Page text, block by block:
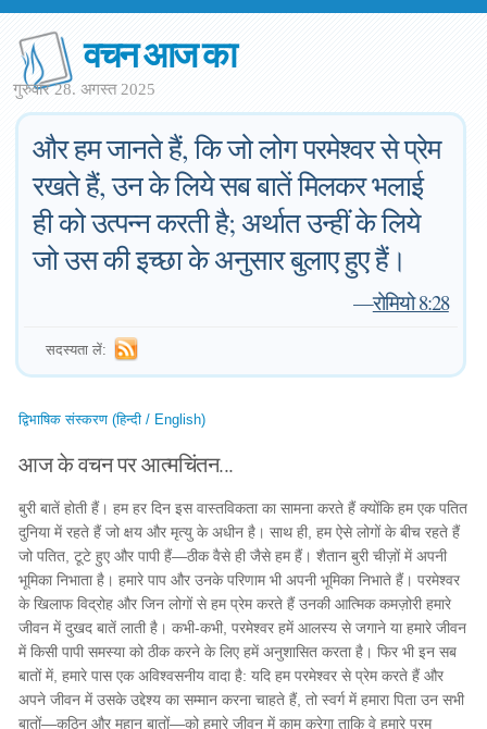
वचन आज का
गुरुवार 28. अगस्त 2025
और हम जानते हैं, कि जो लोग परमेश्वर से प्रेम
रखते हैं, उन के लिये सब बातें मिलकर भलाई
ही को उत्पन्न करती है; अर्थात उन्हीं के लिये
जो उस की इच्छा के अनुसार बुलाए हुए हैं।
—रोमियो 8:28
सदस्यता लें:
द्विभाषिक संस्करण (हिन्दी / English)
आज के वचन पर आत्मचिंतन...
बुरी बातें होती हैं। हम हर दिन इस वास्तविकता का सामना करते हैं क्योंकि हम एक पतित
दुनिया में रहते हैं जो क्षय और मृत्यु के अधीन है। साथ ही, हम ऐसे लोगों के बीच रहते हैं
जो पतित, टूटे हुए और पापी हैं—ठीक वैसे ही जैसे हम हैं। शैतान बुरी चीज़ों में अपनी
भूमिका निभाता है। हमारे पाप और उनके परिणाम भी अपनी भूमिका निभाते हैं। परमेश्वर
के खिलाफ विद्रोह और जिन लोगों से हम प्रेम करते हैं उनकी आत्मिक कमज़ोरी हमारे
जीवन में दुखद बातें लाती है। कभी-कभी, परमेश्वर हमें आलस्य से जगाने या हमारे जीवन
में किसी पापी समस्या को ठीक करने के लिए हमें अनुशासित करता है। फिर भी इन सब
बातों में, हमारे पास एक अविश्वसनीय वादा है: यदि हम परमेश्वर से प्रेम करते हैं और
अपने जीवन में उसके उद्देश्य का सम्मान करना चाहते हैं, तो स्वर्ग में हमारा पिता उन सभी
बातों—कठिन और महान बातों—को हमारे जीवन में काम करेगा ताकि वे हमारे परम